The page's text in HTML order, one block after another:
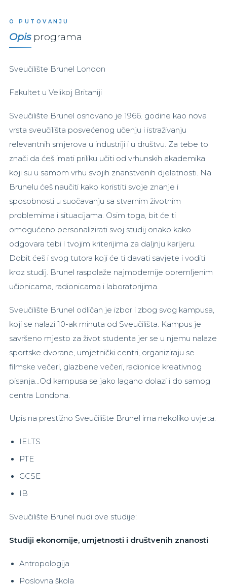
O PUTOVANJU
Opisprograma
Sveučilište Brunel London
Fakultet u Velikoj Britaniji
Sveučilište Brunel osnovano je 1966. godine kao nova
vrsta sveučilišta posvećenog učenju i istraživanju
relevantnih smjerova u industriji i u društvu. Za tebe to
znači da ćeš imati priliku učiti od vrhunskih akademika
koji su u samom vrhu svojih znanstvenih djelatnosti. Na
Brunelu ćeš naučiti kako koristiti svoje znanje i
sposobnosti u suočavanju sa stvarnim životnim
problemima i situacijama. Osim toga, bit će ti
omogućeno personalizirati svoj studij onako kako
odgovara tebi i tvojim kriterijima za daljnju karijeru.
Dobit ćeš i svog tutora koji će ti davati savjete i voditi
kroz studij. Brunel raspolaže najmodernije opremljenim
učionicama, radionicama i laboratorijima.
Sveučilište Brunel odličan je izbor i zbog svog kampusa,
koji se nalazi 10-ak minuta od Sveučilišta. Kampus je
savršeno mjesto za život studenta jer se u njemu nalaze
sportske dvorane, umjetnički centri, organiziraju se
filmske večeri, glazbene večeri, radionice kreativnog
pisanja...Od kampusa se jako lagano dolazi i do samog
centra Londona.
Upis na prestižno Sveučilište Brunel ima nekoliko uvjeta:
IELTS
PTE
GCSE
IB
Sveučilište Brunel nudi ove studije:
Studiji ekonomije, umjetnosti i društvenih znanosti
Antropologija
Poslovna škola